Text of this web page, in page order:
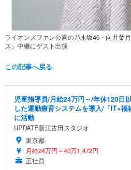
ライオンズファン公言の乃木坂46・向井葉
ス』中継にゲスト出演
この記事へ戻る
児童指導員/月給24万円～/年休120日
した運動療育システムを導入/「IT×
に活動
UPDATE新江古田スタジオ
東京都
月給24万円～40万1,472円
正社員